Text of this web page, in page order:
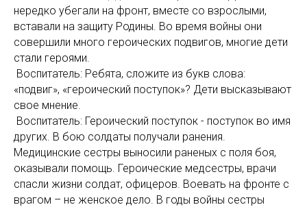
нередко убегали на фронт, вместе со взрослыми,
вставали на защиту Родины. Во время войны они
совершили много героических подвигов, многие дети
стали героями.
Воспитатель: Ребята, сложите из букв слова:
«подвиг», «героический поступок»? Дети высказывают
свое мнение.
Воспитатель: Героический поступок - поступок во имя
других. В бою солдаты получали ранения.
Медицинские сестры выносили раненых с поля боя,
оказывали помощь. Героические медсестры, врачи
спасли жизни солдат, офицеров. Воевать на фронте с
врагом – не женское дело. В годы войны сестры